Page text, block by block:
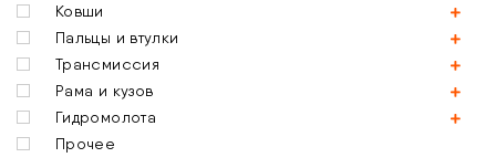
Ковши
Пальцы и втулки
Трансмиссия
Рама и кузов
Гидромолота
Прочее